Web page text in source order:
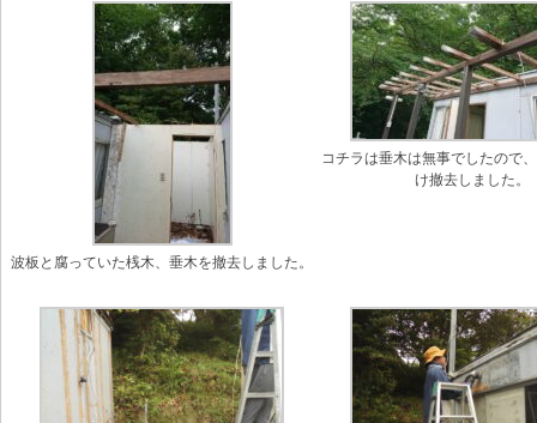
波板と腐っていた桟木、垂木を撤去しました。
コチラは垂木は無事でしたので
け撤去しました。